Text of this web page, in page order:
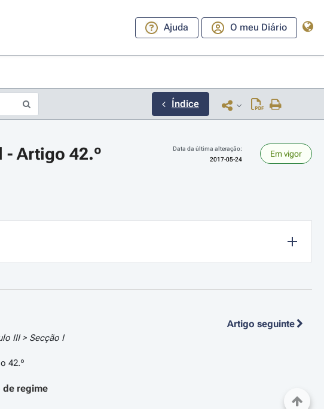
Ajuda O meu Diário
Índice
- Artigo 42.º
Data da última alteração:
2017-05-24
Em vigor
Artigo seguinte
III > Secção I
42.º
de regime